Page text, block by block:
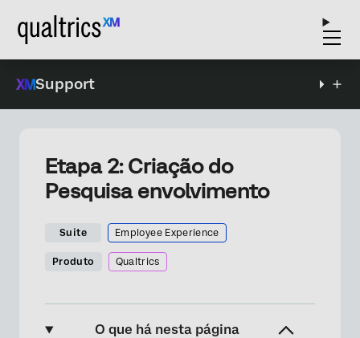
Support
Etapa 2: Criação do
Pesquisa envolvimento
Suite Employee Experience
Produto Qualtrics
O que há nesta página